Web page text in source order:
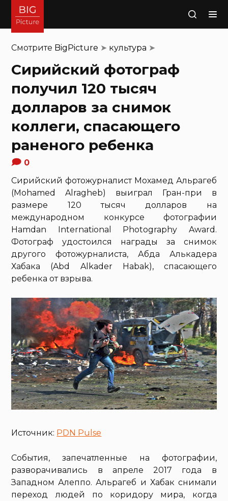
Поиск
Смотрите BigPicture ➤ культура ➤
Сирийский фотограф
получил 120 тысяч
долларов за снимок
коллеги, спасающего
раненого ребенка
0
Сирийский фотожурналист Мохамед Альрагеб
(Mohamed Alragheb) выиграл Гран-при в
размере 120 тысяч долларов на
международном конкурсе фотографии
Hamdan International Photography Award.
Фотограф удостоился награды за снимок
другого фотожурналиста, Абда Алькадера
Хабака (Abd Alkader Habak), спасающего
ребенка от взрыва.
Источник: PDN Pulse
События, запечатленные на фотографии,
разворачивались в апреле 2017 года в
Западном Алеппо. Альрагеб и Хабак снимали
переход людей по коридору мира, когда